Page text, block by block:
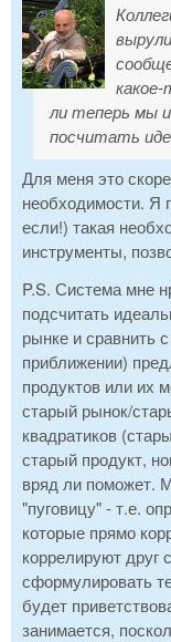
ли теперь мы
посчитать
Для меня это
необходимости. Я
если!) такая
инструменты,
P.S. Система мне
подсчитать
рынке и сравнить
приближении)
продуктов или их
старый рынок/
квадратиков
старый продукт,
вряд ли поможет.
"пуговицу" - т.е.
которые прямо
коррелируют друг
сформулировать
будет
занимается,